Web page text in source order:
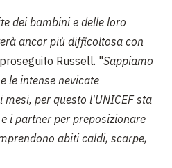
dei bambini e delle loro
ancor più difficoltosa con
Russell. "Sappiamo
le intense nevicate
per questo l'UNICEF sta
i partner per preposizionare
abiti caldi, scarpe,